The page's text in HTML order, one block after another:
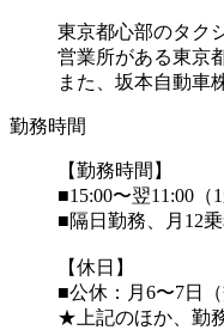
東京都心部のタク
営業所がある東京
また、坂本自動車
勤務時間
【勤務時間】
■15:00〜翌11:00（
■隔日勤務、月12
【休日】
■公休：月6〜7日（
★上記のほか、勤